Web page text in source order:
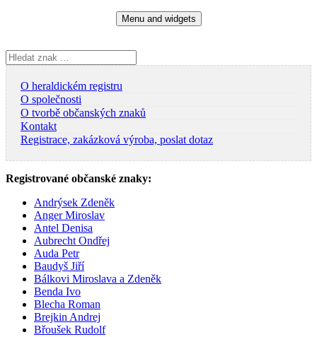
Menu and widgets
Vyhledávání
O heraldickém registru
O společnosti
O tvorbě občanských znaků
Kontakt
Registrace, zakázková výroba, poslat dotaz
Registrované občanské znaky:
Andrýsek Zdeněk
Anger Miroslav
Antel Denisa
Aubrecht Ondřej
Auda Petr
Baudyš Jiří
Bálkovi Miroslava a Zdeněk
Benda Ivo
Blecha Roman
Brejkin Andrej
Břoušek Rudolf